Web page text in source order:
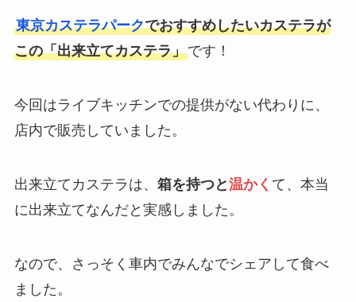
東京カステラパークでおすすめしたいカステラが
この「出来立てカステラ」です！
今回はライブキッチンでの提供がない代わりに、
店内で販売していました。
出来立てカステラは、 箱を持つと温かく て、本当
に出来立てなんだと実感しました。
なので、さっそく車内でみんなでシェアして食べ
ました。